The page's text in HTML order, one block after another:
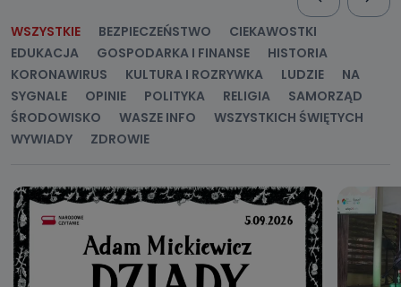
WSZYSTKIE BEZPIECZEŃSTWO
CIEKAWOSTKI
EDUKACJA
GOSPODARKA I FINANSE
HISTORIA
KORONAWIRUS
KULTURA I ROZRYWKA LUDZIE
NA
SYGNALE
OPINIE POLITYKA RELIGIA
SAMORZĄD
ŚRODOWISKO
WASZE INFO
WSZYSTKICH ŚWIĘTYCH
WYWIADY
ZDROWIE